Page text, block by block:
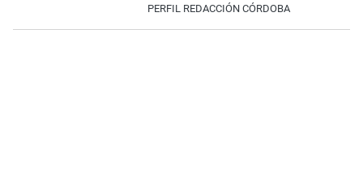
PERFIL REDACCIÓN CÓRDOBA